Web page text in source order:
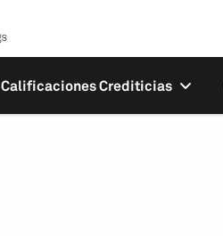
Calificaciones Crediticias